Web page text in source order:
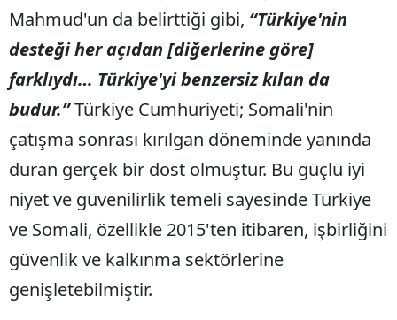
Mahmud'un da belirttiği gibi, “Türkiye'nin
desteği her açıdan [diğerlerine göre]
farklıydı… Türkiye'yi benzersiz kılan da
budur.”Türkiye Cumhuriyeti; Somali'nin
çatışma sonrası kırılgan döneminde yanında
duran gerçek bir dost olmuştur. Bu güçlü iyi
niyet ve güvenilirlik temeli sayesinde Türkiye
ve Somali, özellikle 2015'ten itibaren, işbirliğini
güvenlik ve kalkınma sektörlerine
genişletebilmiştir.